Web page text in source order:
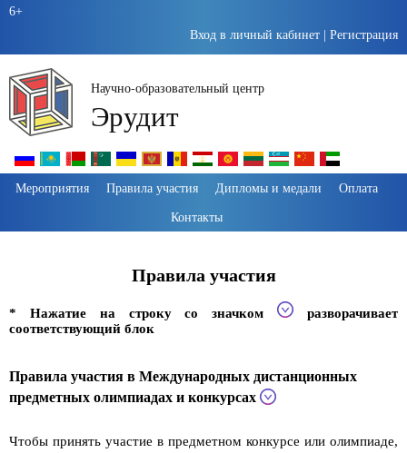
6+
Вход в личный кабинет
Регистрация
Научно-образовательный центр
Эрудит
Пропустить
навигацию
Мероприятия Правила участия Дипломы и медали
Оплата
Контакты
Правила участия
* Нажатие на строку со значком
разворачивает
соответствующий блок
Правила участия в Международных дистанционных
предметных олимпиадах и конкурсах
Чтобы принять участие в предметном конкурсе или олимпиаде,